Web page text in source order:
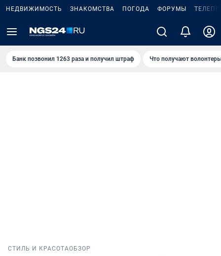
НЕДВИЖИМОСТЬ ЗНАКОМСТВА ПОГОДА ФОРУМЫ
Банк позвонил 1263 раза и получил штраф Что получают
СТИЛЬ И КРАСОТАОБЗОР